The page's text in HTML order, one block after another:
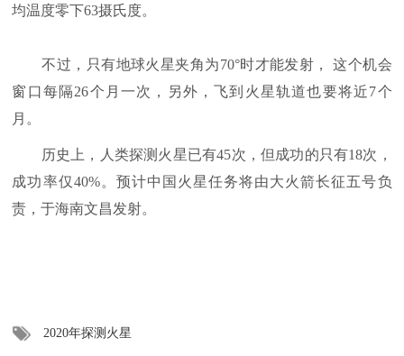
均温度零下63摄氏度。
不过，只有地球火星夹角为70°时才能发射， 这个机会
窗口每隔26个月一次，另外，飞到火星轨道也要将近7个
月。
历史上，人类探测火星已有45次，但成功的只有18次，
成功率仅40%。预计中国火星任务将由大火箭长征五号负
责，于海南文昌发射。
2020年探测火星